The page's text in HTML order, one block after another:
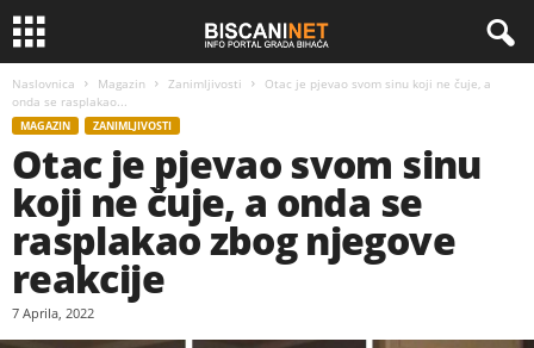
Naslovnica Magazin Zanimljivosti
Otac je pjevao svom sinu koji ne čuje, a
onda se rasplakao...
MAGAZIN ZANIMLJIVOSTI
Otac je pjevao svom sinu
koji ne čuje, a onda se
rasplakao zbog njegove
reakcije
7 Aprila, 2022